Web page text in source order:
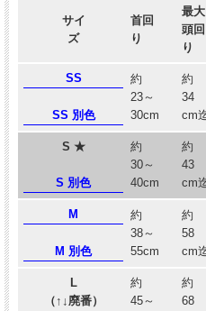
サイ
ズ
首回
り
最大
頭回
り
SS
SS 別色
約
23～
30cm
約
34
cm
S ★
S 別色
約
30～
40cm
約
43
cm
M
M 別色
約
38～
55cm
約
58
cm
L
（↑↓廃番）
約
45～
約
68